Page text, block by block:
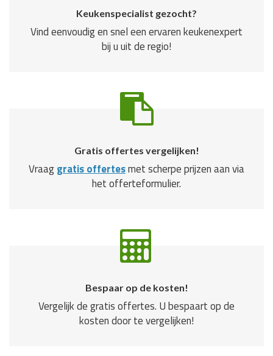
Keukenspecialist gezocht?
Vind eenvoudig en snel een ervaren keukenexpert
bij u uit de regio!
Gratis offertes vergelijken!
Vraaggratis offertesmet scherpe prijzen aan via
het offerteformulier.
Bespaar op de kosten!
Vergelijk de gratis offertes. U bespaart op de
kosten door te vergelijken!